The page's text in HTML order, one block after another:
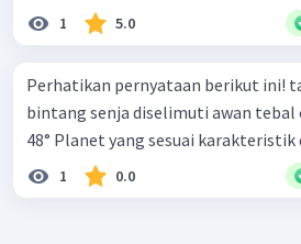
1 5.0
Perhatikan pernyataan berikut ini! tampak sebagai
bintang senja diselimuti awan tebal elongasi maksimal
48° Planet yang sesuai
1 0.0